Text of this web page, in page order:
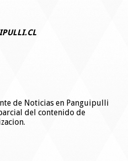
de Noticias en Panguipulli
del contenido de